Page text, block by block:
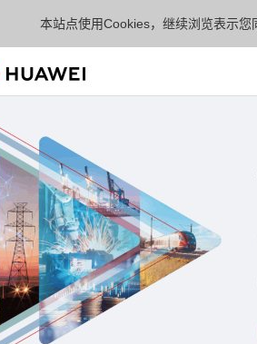
本站点使用Cookies，继续浏览表示您